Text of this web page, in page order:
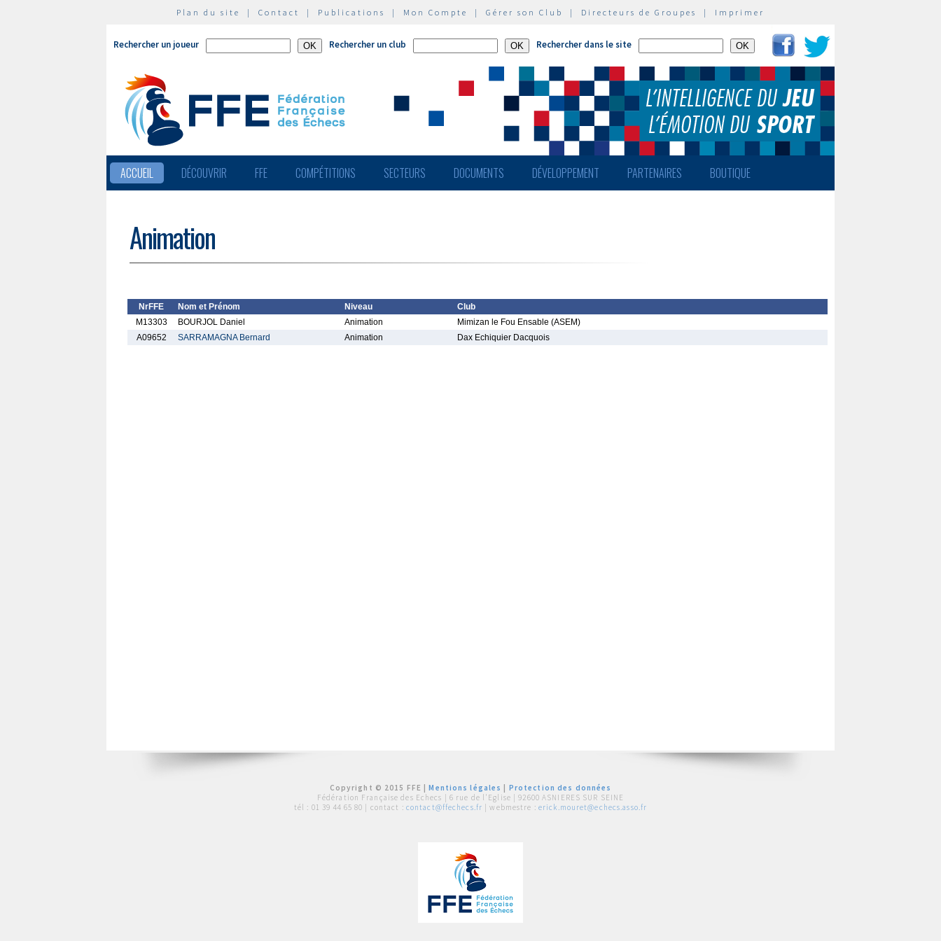
Plan du site | Contact | Publications | Mon Compte | Gérer son Club | Directeurs de Groupes | Imprimer
Rechercher un joueur Rechercher un club Rechercher dans le site
ACCUEIL DÉCOUVRIR FFE COMPÉTITIONS SECTEURS DOCUMENTS DÉVELOPPEMENT PARTENAIRES BOUTIQUE
Animation
NrFFE Nom et Prénom Niveau
Club
M13303
BOURJOL Daniel Animation
Mimizan le Fou Ensable (ASEM)
A09652
SARRAMAGNA Bernard Animation Dax Echiquier Dacquois
Copyright © 2015 FFE |Mentions légales
Protection des données
Fédération Française des Echecs | 6 rue de l'Eglise | 92600 ASNIERES SUR SEINE
tél : 01 39 44 65 80 | contact : contact@ffechecs.fr | webmestre : erick.mouret@echecs.asso.fr